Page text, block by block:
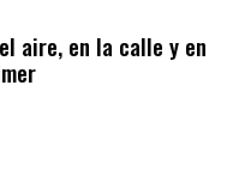
aire, en la calle y en